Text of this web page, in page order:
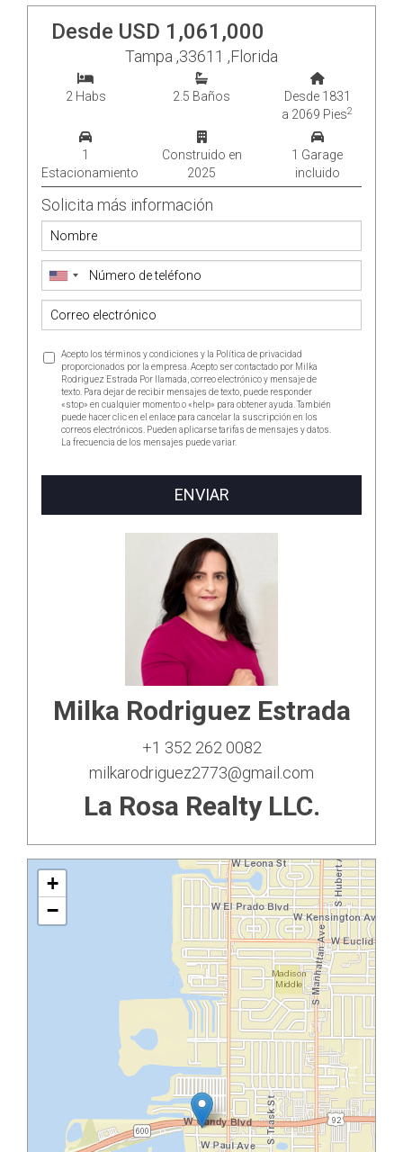
Desde USD 1,061,000
Tampa ,33611 ,Florida
2 Habs 2.5 Baños
Desde 1831
a 2069 Pies2
1
Estacionamiento
Construido en
2025
1 Garage
incluido
Solicita más información
Acepto los términos y condiciones y la Política de privacidad
proporcionados por la empresa. Acepto ser contactado por Milka
Rodriguez Estrada Por llamada, correo electrónico y mensaje de
texto. Para dejar de recibir mensajes de texto, puede responder
«stop» en cualquier momento o «help» para obtener ayuda. También
puede hacer clic en el enlace para cancelar la suscripción en los
correos electrónicos. Pueden aplicarse tarifas de mensajes y datos.
La frecuencia de los mensajes puede variar.
ENVIAR
Milka Rodriguez Estrada
+1 352 262 0082
milkarodriguez2773@gmail.com
La Rosa Realty LLC.
+
−